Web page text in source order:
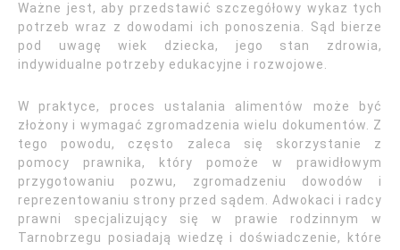
Ważne jest, aby przedstawić szczegółowy wykaz tych
potrzeb wraz z dowodami ich ponoszenia. Sąd bierze
pod uwagę wiek dziecka, jego stan zdrowia,
indywidualne potrzeby edukacyjne i rozwojowe.
W praktyce, proces ustalania alimentów może być
złożony i wymagać zgromadzenia wielu dokumentów. Z
tego powodu, często zaleca się skorzystanie z
pomocy prawnika, który pomoże w prawidłowym
przygotowaniu pozwu, zgromadzeniu dowodów i
reprezentowaniu strony przed sądem. Adwokaci i radcy
prawni specjalizujący się w prawie rodzinnym w
Tarnobrzegu posiadają wiedzę i doświadczenie, które